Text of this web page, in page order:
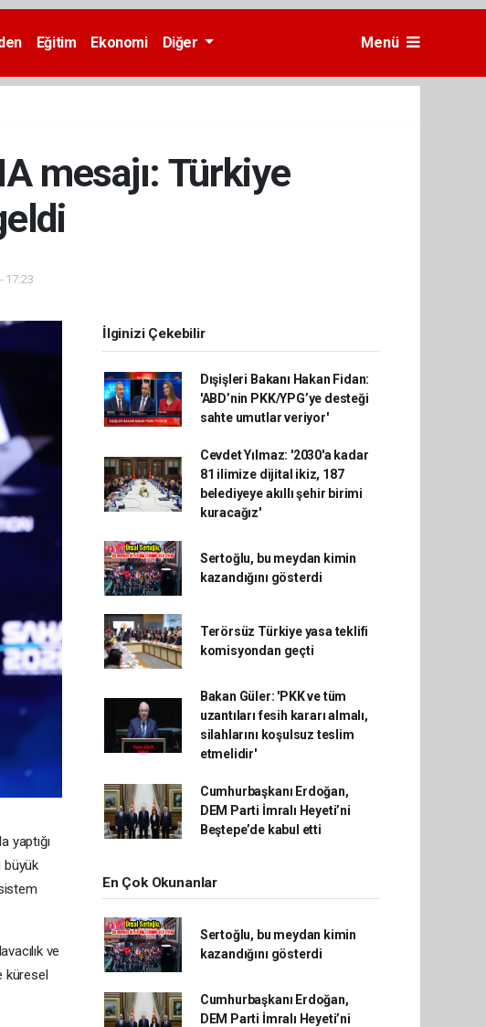
Eğitim Ekonomi Diğer Menü
mesajı: Türkiye
17:23
yaptığı
büyük
ve
küresel
İlginizi Çekebilir
Dışişleri Bakanı Hakan Fidan:
'ABD’nin PKK/YPG’ye desteği
sahte umutlar veriyor'
Cevdet Yılmaz: '2030'a kadar
81 ilimize dijital ikiz, 187
belediyeye akıllı şehir birimi
kuracağız'
Sertoğlu, bu meydan kimin
kazandığını gösterdi
Terörsüz Türkiye yasa teklifi
komisyondan geçti
Bakan Güler: 'PKK ve tüm
uzantıları fesih kararı almalı,
silahlarını koşulsuz teslim
etmelidir'
Cumhurbaşkanı Erdoğan,
DEM Parti İmralı Heyeti’ni
Beştepe’de kabul etti
En Çok Okunanlar
Sertoğlu, bu meydan kimin
kazandığını gösterdi
Cumhurbaşkanı Erdoğan,
DEM Parti İmralı Heyeti’ni